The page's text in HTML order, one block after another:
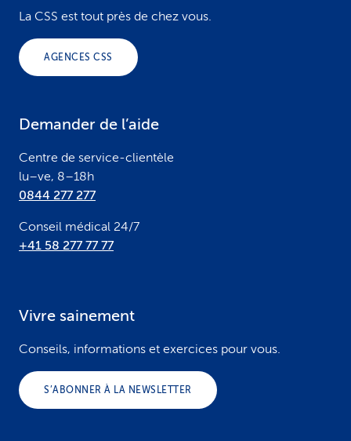
La CSS est tout près de chez vous.
AGENCES CSS
Demander de l’aide
Centre de service-clientèle
lu–ve, 8–18h
0844 277 277
Conseil médical 24/7
+41 58 277 77 77
Vivre sainement
Conseils, informations et exercices pour vous.
S’ABONNER À LA NEWSLETTER